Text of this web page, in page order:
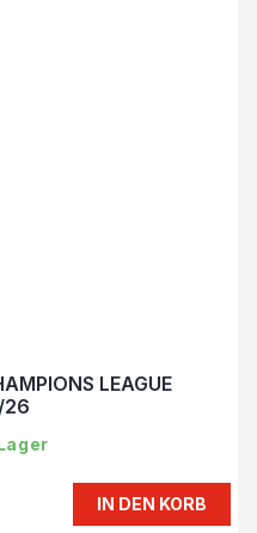
LEAGUE
26
IN DEN KORB